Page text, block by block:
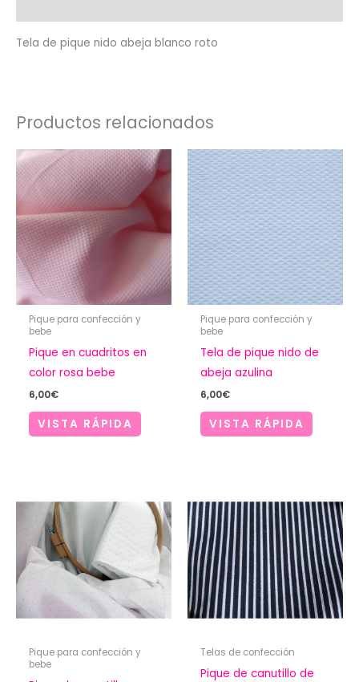
Tela de pique nido abeja blanco roto
Productos relacionados
Pique para confección y
bebe
Pique en cuadritos en
color rosa bebe
6,00€
VISTA RÁPIDA
Pique para confección y
bebe
Tela de pique nido de
abeja azulina
6,00€
VISTA RÁPIDA
Pique para confección y
bebe
Telas de confección
Pique de canutillo de